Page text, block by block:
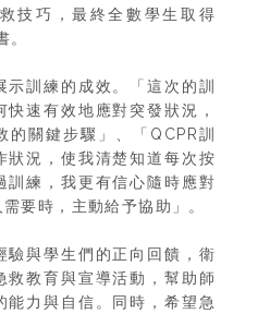
技巧，最終全數學生取得
。
訓練的成效。「這次的訓
速有效地應對突發狀況，
的關鍵步驟」、「QCPR訓
狀況，使我清楚知道每次按
訓練，我更有信心隨時應對
要時，主動給予協助」。
驗與學生們的正向回饋，衛
救教育與宣導活動，幫助師
能力與自信。同時，希望急